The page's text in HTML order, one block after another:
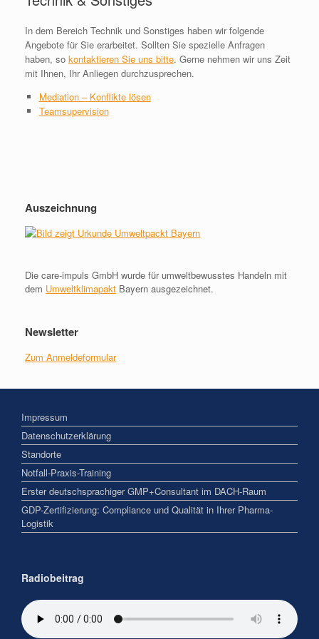
In dem Bereich Technik und Sonstiges haben wir folgende
Angebote für Sie erarbeitet. Sollten Sie spezielle Anfragen
haben, so kontaktieren Sie uns bitte. Gerne nehmen wir uns Zeit
mit Ihnen, Ihr Anliegen durchzusprechen.
Mediation – Konflikte lösen
Teamsupervision
Auszeichnung
Die care-impuls GmbH wurde für umweltbewusstes Handeln mit
dem Umweltklimapakt Bayern ausgezeichnet.
Newsletter
Zum Anmeldeformular
Impressum
Datenschutzerklärung
Standorte
Notfall-Praxis-Training
Erster deutschsprachiger GMP+Consultant im DACH-Raum
GDP-Zertifizierung: Compliance und Qualität in Ihrer Pharma-
Logistik
Radiobeitrag